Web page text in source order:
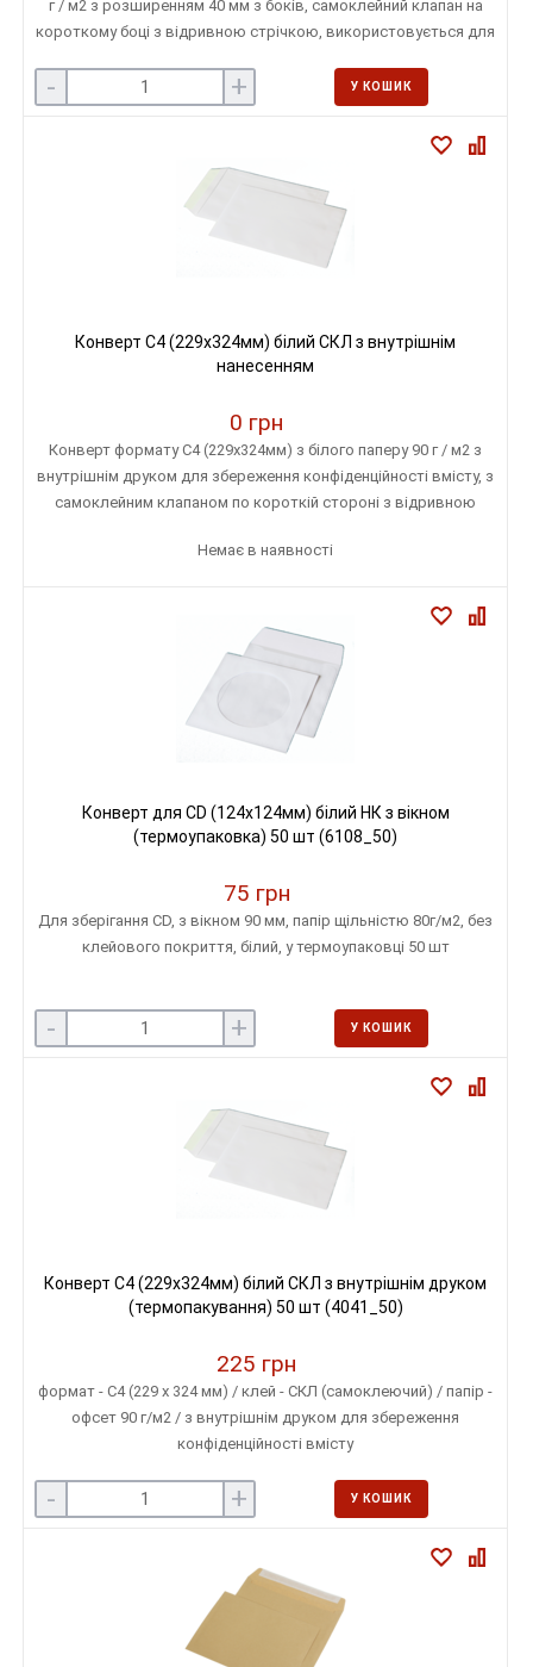
г / м2 з розширенням 40 мм з боків, самоклейний клапан на
короткому боці з відривною стрічкою, використовується для
- + У КОШИК
Конверт С4 (229х324мм) білий СКЛ з внутрішнім
нанесенням
0 грн
Конверт формату С4 (229х324мм) з білого паперу 90 г / м2 з
внутрішнім друком для збереження конфіденційності вмісту, з
самоклейним клапаном по короткій стороні з відривною
Немає в наявності
Конверт для CD (124х124мм) білий НК з вікном
(термоупаковка) 50 шт (6108_50)
75 грн
Для зберігання CD, з вікном 90 мм, папір щільністю 80г/м2, без
клейового покриття, білий, у термоупаковці 50 шт
- + У КОШИК
Конверт С4 (229х324мм) білий СКЛ з внутрішнім друком
(термопакування) 50 шт (4041_50)
225 грн
формат - С4 (229 х 324 мм) / клей - СКЛ (самоклеючий) / папір -
офсет 90 г/м2 / з внутрішнім друком для збереження
конфіденційності вмісту
- + У КОШИК